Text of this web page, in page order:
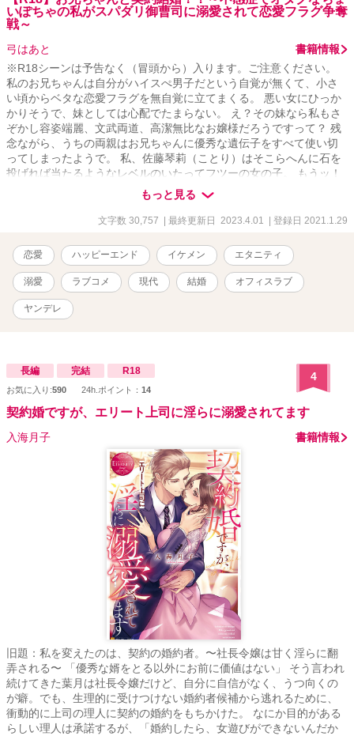
いぽちゃの私がスパダリ御曹司に溺愛されて恋愛フラグ争奪
戦～
弓はあと
書籍情報
※R18シーンは予告なく（冒頭から）入ります。ご注意ください。
私のお兄ちゃんは自分がハイスぺ男子だという自覚が無くて、小さ
い頃からベタな恋愛フラグを無自覚に立てまくる。 悪い女にひっか
かりそうで、妹としては心配でたまらない。 え？その妹なら私もさ
ぞかし容姿端麗、文武両道、高潔無比なお嬢様だろうですって？ 残
念ながら、うちの両親はお兄ちゃんに優秀な遺伝子をすべて使い切
ってしまったようで。 私、佐藤琴莉（ことり）はそこらへんに石を
投げれば当たるようなレベルのいたってフツーの女の子。 もうッ！
お兄ちゃんッ、隙だらけで危ないよ！無駄な恋愛フラグ、私がすべ
てへし折ってみせるから。 ……そう思っていたのに。 ……え？うそ
でしょ？お父さんとお母さんが子連れ同士の事実婚で婚姻届も出し
事！！？？ 私と結婚したいって、お兄ちゃん、冗談でしょ
う！？！？！？ しかも流行り（？）の契約婚！？
もっと見る
文字数 30,757 | 最終更新日 2023.4.01 | 登録日 2021.1.29
恋愛 ハッピーエンド イケメン エタニティ
溺愛 ラブコメ 現代 結婚 オフィスラブ
ヤンデレ
長編 完結 R18
お気に入り:590 24h.ポイント： 14
4
契約婚ですが、エリート上司に淫らに溺愛されてます
入海月子 書籍情報
旧題：私を変えたのは、契約の婚約者。〜社長令嬢は甘く淫らに翻
弄される〜 「優秀な婿をとる以外にお前に価値はない」 そう言われ
続けてきた葉月は社長令嬢だけど、自分に自信がなく、うつ向くの
が癖。でも、生理的に受けつけない婚約者候補から逃れるために、
衝動的に上司の理人に契約の婚約をもちかけた。 なにか目的がある
らしい理人は承諾するが、「婚約したら、女遊びができないんだか